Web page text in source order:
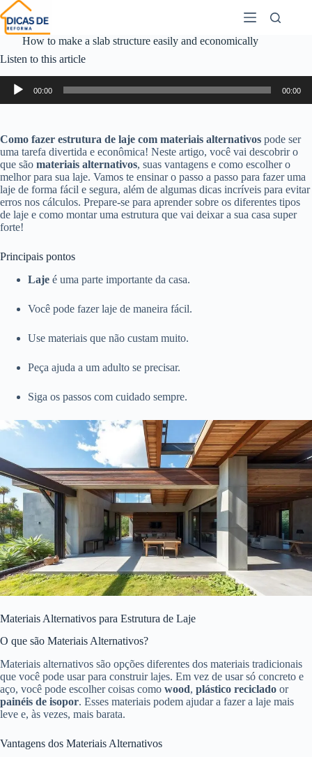
How to make a slab structure easily and economically
Listen to this article
Audio
Player
00:00 00:00
Como fazer estrutura de laje com materiais alternativos pode ser
uma tarefa divertida e econômica! Neste artigo, você vai descobrir o
que são materiais alternativos, suas vantagens e como escolher o
melhor para sua laje. Vamos te ensinar o passo a passo para fazer uma
laje de forma fácil e segura, além de algumas dicas incríveis para evitar
erros nos cálculos. Prepare-se para aprender sobre os diferentes tipos
de laje e como montar uma estrutura que vai deixar a sua casa super
forte!
Principais pontos
Laje é uma parte importante da casa.
Você pode fazer laje de maneira fácil.
Use materiais que não custam muito.
Peça ajuda a um adulto se precisar.
Siga os passos com cuidado sempre.
Materiais Alternativos para Estrutura de Laje
O que são Materiais Alternativos?
Materiais alternativos são opções diferentes dos materiais tradicionais
que você pode usar para construir lajes. Em vez de usar só concreto e
aço, você pode escolher coisas como wood, plástico reciclado or
painéis de isopor. Esses materiais podem ajudar a fazer a laje mais
leve e, às vezes, mais barata.
Vantagens dos Materiais Alternativos